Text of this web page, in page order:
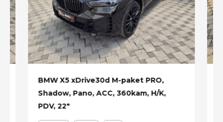
BMW X5 xDrive30d M-paket PRO,
Shadow, Pano, ACC, 360kam, H/K,
PDV, 22"